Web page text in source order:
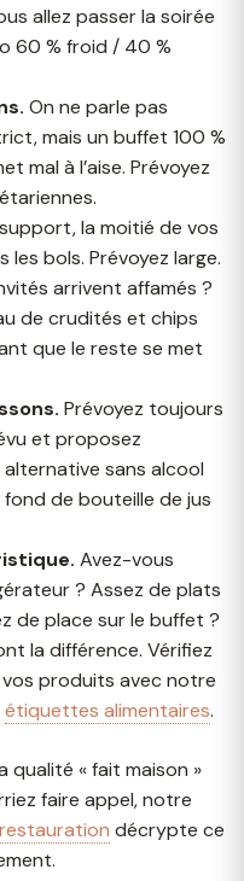
allez passer la soirée
60 % froid / 40 %
On ne parle pas
mais un buffet 100 %
mal à l’aise. Prévoyez
la moitié de vos
bols. Prévoyez large.
arrivent affamés ?
de crudités et chips
que le reste se met
Prévoyez toujours
et proposez
sans alcool
de bouteille de jus
Avez-vous
? Assez de plats
de place sur le buffet ?
la différence. Vérifiez
produits avec notre
étiquettes alimentaires.
qualité « fait maison »
faire appel, notre
décrypte ce